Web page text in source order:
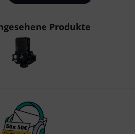
Produkte